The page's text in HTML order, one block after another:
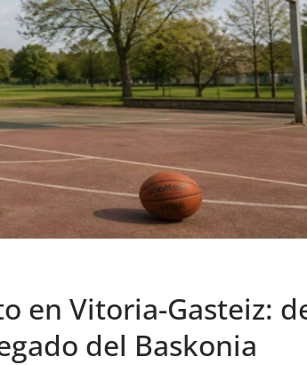
en Vitoria-Gasteiz:
del Baskonia